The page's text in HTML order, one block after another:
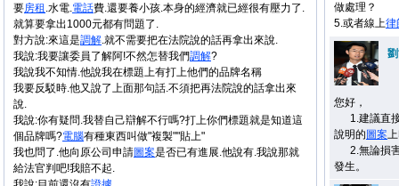
要房租 .水電.電話費.還要養小孩.本身的經濟就已經很有壓力了.
就算要拿出1000元都有問題了.
對方說:來這是調解.就不需要把在法院說的話再拿出來說.
我說:我要讓委員了解阿!不然怎替我們調解?
我說我不知情.他說我在標題上有打上他們的品牌名稱
我要反駁時.他又說了上面那句話.不須把再法院說的話拿出來
說.
我說:你有疑問.我替自己辯解不行嗎?打上你們標題就是知道這
個品牌嗎?電腦有種東西叫做"複製""貼上"
我也問了.他向原公司申請圖案是否已有進展.他說有.我說那就
給法官判吧!我賠不起.
做處理？
5.或者線上律
您好，
1.建議直接
說明的 圖案
2.無論損
發生。